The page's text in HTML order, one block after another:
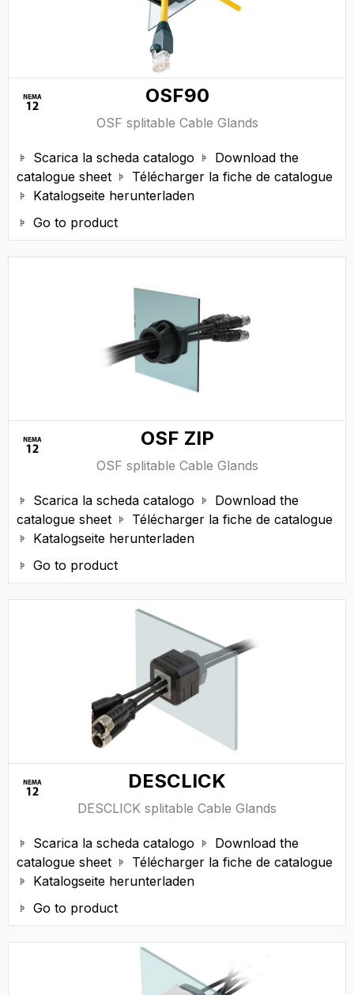
OSF90
OSF splitable Cable Glands
 Scarica la scheda catalogo 
Download the
catalogue sheet
 Télécharger la fiche de catalogue
 Katalogseite herunterladen
 Go to product
OSF ZIP
OSF splitable Cable Glands
 Scarica la scheda catalogo 
Download the
catalogue sheet
 Télécharger la fiche de catalogue
 Katalogseite herunterladen
 Go to product
DESCLICK
DESCLICK splitable Cable Glands
 Scarica la scheda catalogo 
Download the
catalogue sheet
 Télécharger la fiche de catalogue
 Katalogseite herunterladen
 Go to product